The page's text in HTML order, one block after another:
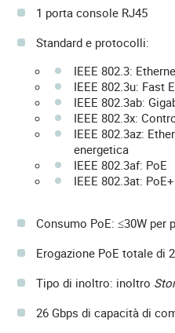
1 porta console RJ45
Standard e protocolli:
IEEE 802.3:
IEEE 802.3u: Fast
IEEE 802.3ab:
IEEE 802.3x:
IEEE 802.3az:
energetica
IEEE 802.3af: PoE
IEEE 802.3at: PoE+
Consumo PoE: ≤30W per
Erogazione PoE totale di
Tipo di inoltro: inoltro
26 Gbps di capacità di